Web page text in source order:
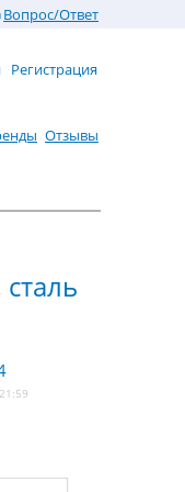
Вопрос/Ответ
Регистрация
Отзывы